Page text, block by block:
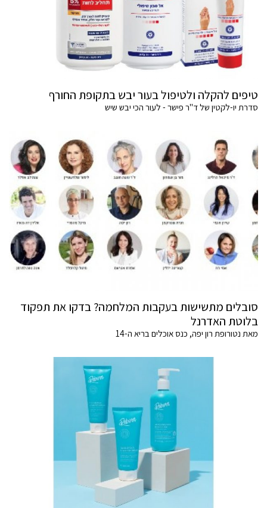
טיפים להקלה ולטיפול בעור יבש בתקופת החורף
סדרת יו-לקטין של ד"ר פישר - לעור הכי יבש שיש
סובלים מתשישות בעקבות המלחמה? בדקו את תפקוד
בלוטת האדרנל
מאת נטורופת רון יפה, כנס אוכלים בריא ה-14